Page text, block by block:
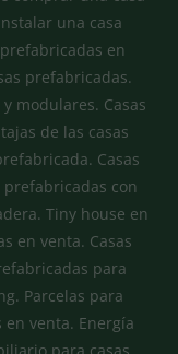
una casa
en
prefabricadas.
modulares. Casas
de las casas
Casas
con
Tiny house en
en venta. Casas
para
Parcelas para
venta. Energía